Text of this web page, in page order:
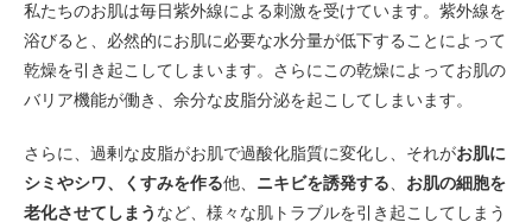
私たちのお肌は毎日紫外線による刺激を受けています。紫外線を
浴びると、必然的にお肌に必要な水分量が低下することによって
乾燥を引き起こしてしまいます。さらにこの乾燥によってお肌の
バリア機能が働き、余分な皮脂分泌を起こしてしまいます。
さらに、過剰な皮脂がお肌で過酸化脂質に変化し、それがお肌に
シミやシワ、くすみを作る他、 ニキビを誘発する、 お肌の細胞を
老化させてしまう など、様々な肌トラブルを引き起こしてしまう